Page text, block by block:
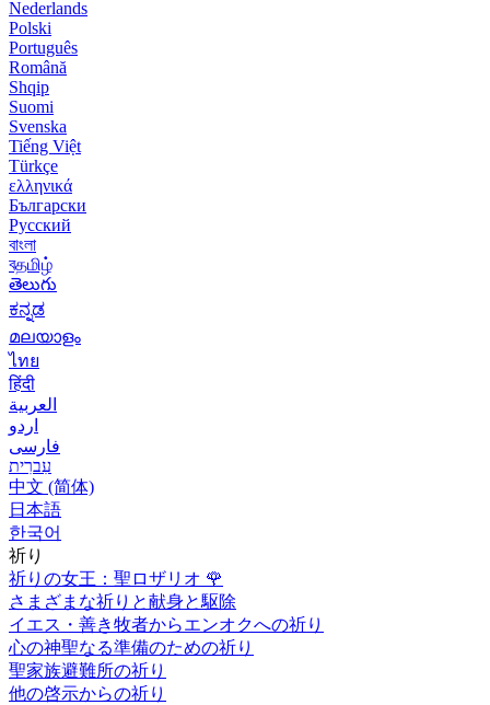
Nederlands
Polski
Português
Română
Shqip
Suomi
Svenska
Tiếng Việt
Türkçe
ελληνικά
Български
Русский
বাংলা
বதமிழ்
తెలుగు
ಕನ್ನಡ
മലയാളം
ไทย
हिंदी
العربية
اردو
فارسی
עִברִית
中文 (简体)
日本語
한국어
祈り
祈りの女王：聖ロザリオ 🌹
さまざまな祈りと献身と駆除
イエス・善き牧者からエンオクへの祈り
心の神聖なる準備のための祈り
聖家族避難所の祈り
他の啓示からの祈り